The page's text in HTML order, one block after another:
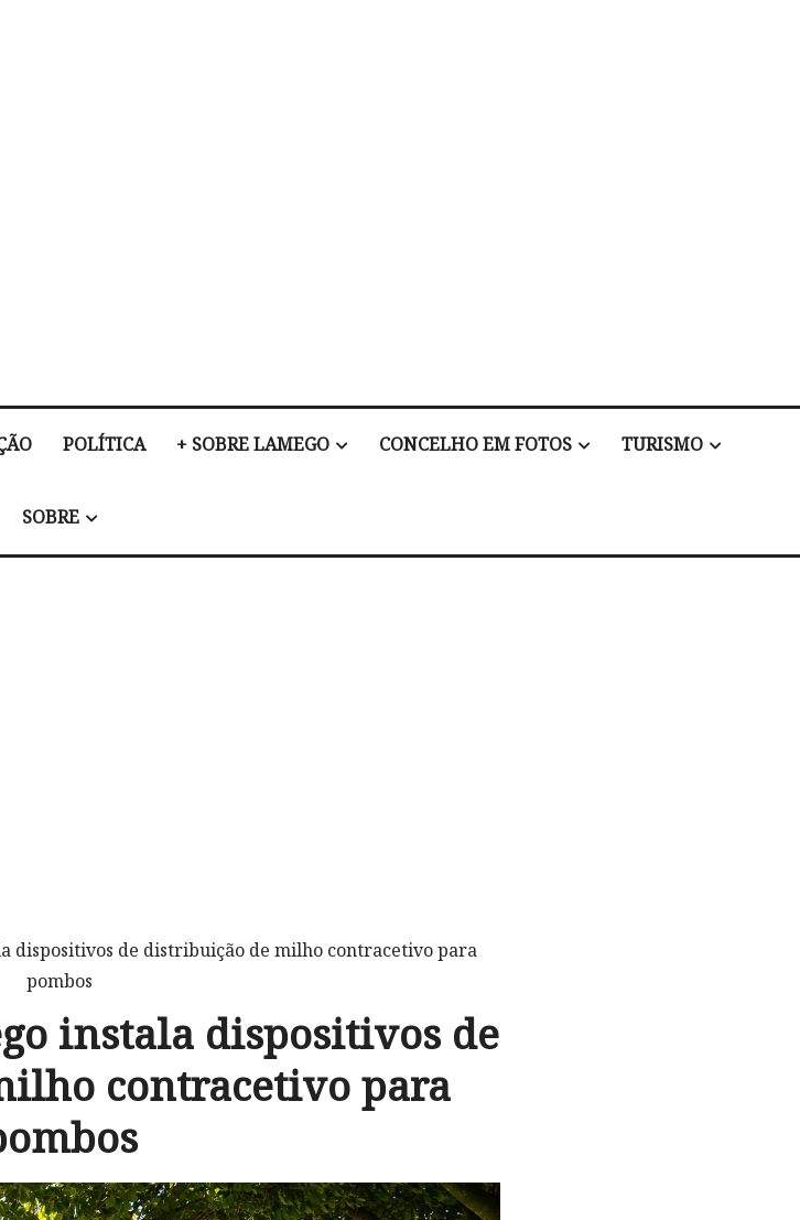
POLÍTICA + SOBRE LAMEGO CONCELHO EM FOTOS TURISMO
SOBRE
dispositivos de distribuição de milho contracetivo para
pombos
instala dispositivos de
contracetivo para